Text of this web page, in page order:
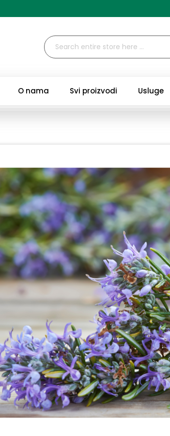
O nama Svi proizvodi Usluge